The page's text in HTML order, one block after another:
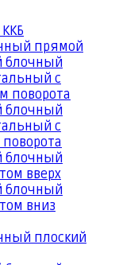
прямой
блочный
с
поворота
блочный
с
блочный
вверх
блочный
вниз
плоский